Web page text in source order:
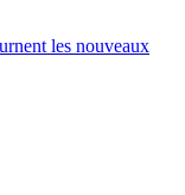
les nouveaux